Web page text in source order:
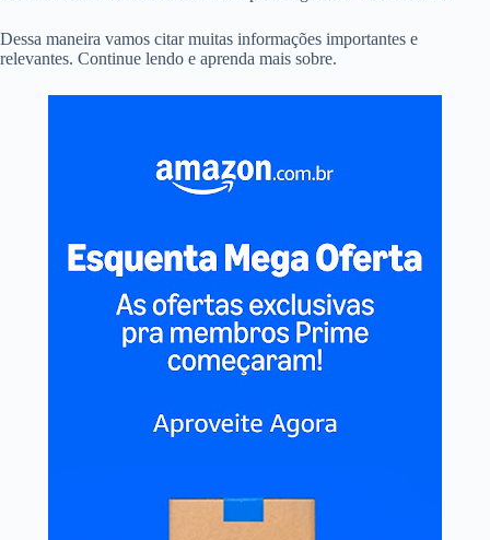
Dessa maneira vamos citar muitas informações importantes e
relevantes. Continue lendo e aprenda mais sobre.